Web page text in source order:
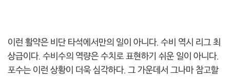
이런 활약은 비단 타석에서만의 일이 아니다. 수비 역시 리그 최
상급이다. 수비수의 역량은 수치로 표현하기 쉬운 일이 아니다.
포수는 이런 상황이 더욱 심각하다. 그 가운데서 그나마 참고할